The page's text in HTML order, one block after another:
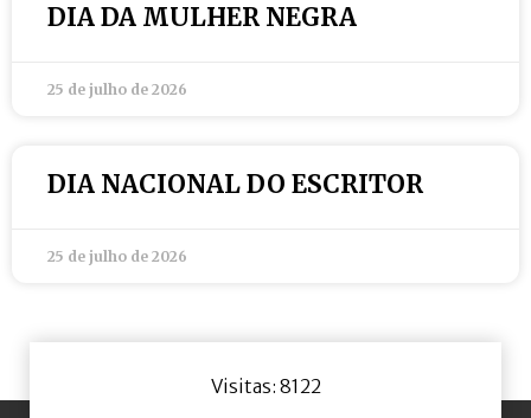
DIA DA MULHER NEGRA
25 de julho de 2026
DIA NACIONAL DO ESCRITOR
25 de julho de 2026
Visitas: 8122